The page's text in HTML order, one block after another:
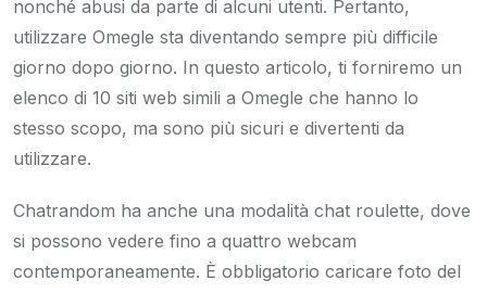
nonché abusi da parte di alcuni utenti. Pertanto,
utilizzare Omegle sta diventando sempre più difficile
giorno dopo giorno. In questo articolo, ti forniremo un
elenco di 10 siti web simili a Omegle che hanno lo
stesso scopo, ma sono più sicuri e divertenti da
utilizzare.
Chatrandom ha anche una modalità chat roulette, dove
si possono vedere fino a quattro webcam
contemporaneamente. È obbligatorio caricare foto del